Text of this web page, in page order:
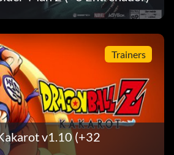
Trainers
v1.10 (+32